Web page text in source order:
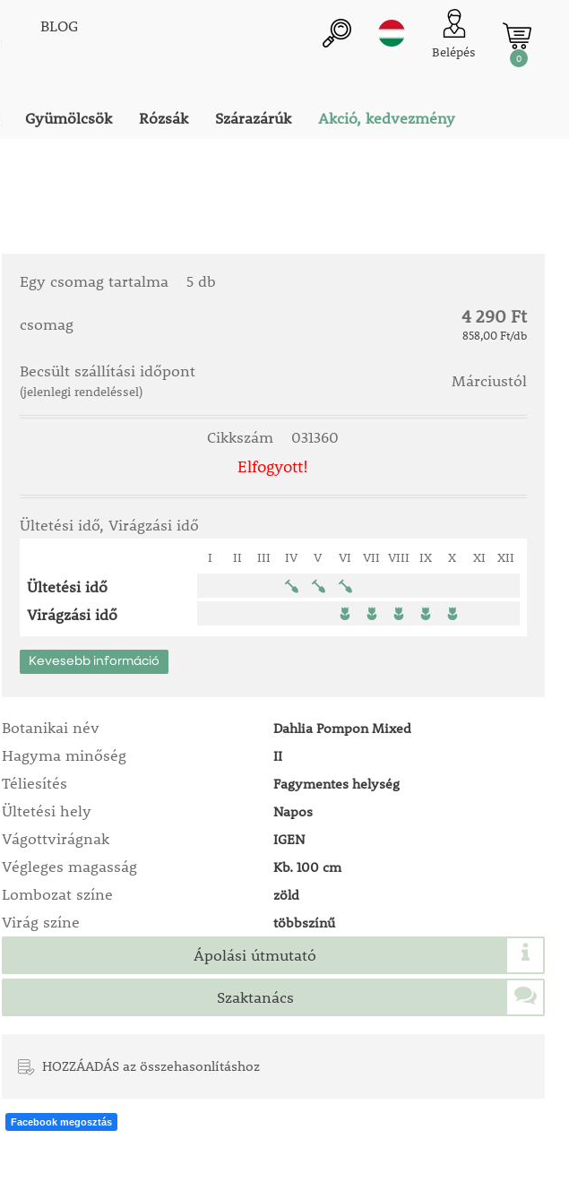
BLOG
Belépés 0
Gyümölcsök Rózsák Szárazárúk Akció, kedvezmény
Egy csomag tartalma 5 db
csomag 4 290 Ft
858,00 Ft/db
Becsült szállítási időpont
(jelenlegi rendeléssel)
Márciustól
Cikkszám 031360
Elfogyott!
Ültetési idő, Virágzási idő
I II III IV V VI VII VIII IX X XI XII
Ültetési idő
Virágzási idő
Kevesebb információ
Botanikai név Dahlia Pompon Mixed
Hagyma minőség II
Téliesítés Fagymentes helység
Ültetési hely Napos
Vágottvirágnak IGEN
Végleges magasság Kb. 100 cm
Lombozat színe zöld
Virág színe többszínű
Ápolási útmutató
Szaktanács
HOZZÁADÁS az összehasonlításhoz
Facebook megosztás